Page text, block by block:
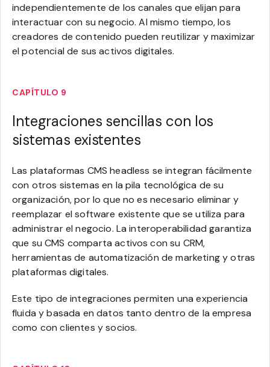
independientemente de los canales que elijan para
interactuar con su negocio. Al mismo tiempo, los
creadores de contenido pueden reutilizar y maximizar
el potencial de sus activos digitales.
CAPÍTULO 9
Integraciones sencillas con los
sistemas existentes
Las plataformas CMS headless se integran fácilmente
con otros sistemas en la pila tecnológica de su
organización, por lo que no es necesario eliminar y
reemplazar el software existente que se utiliza para
administrar el negocio. La interoperabilidad garantiza
que su CMS comparta activos con su CRM,
herramientas de automatización de marketing y otras
plataformas digitales.
Este tipo de integraciones permiten una experiencia
fluida y basada en datos tanto dentro de la empresa
como con clientes y socios.